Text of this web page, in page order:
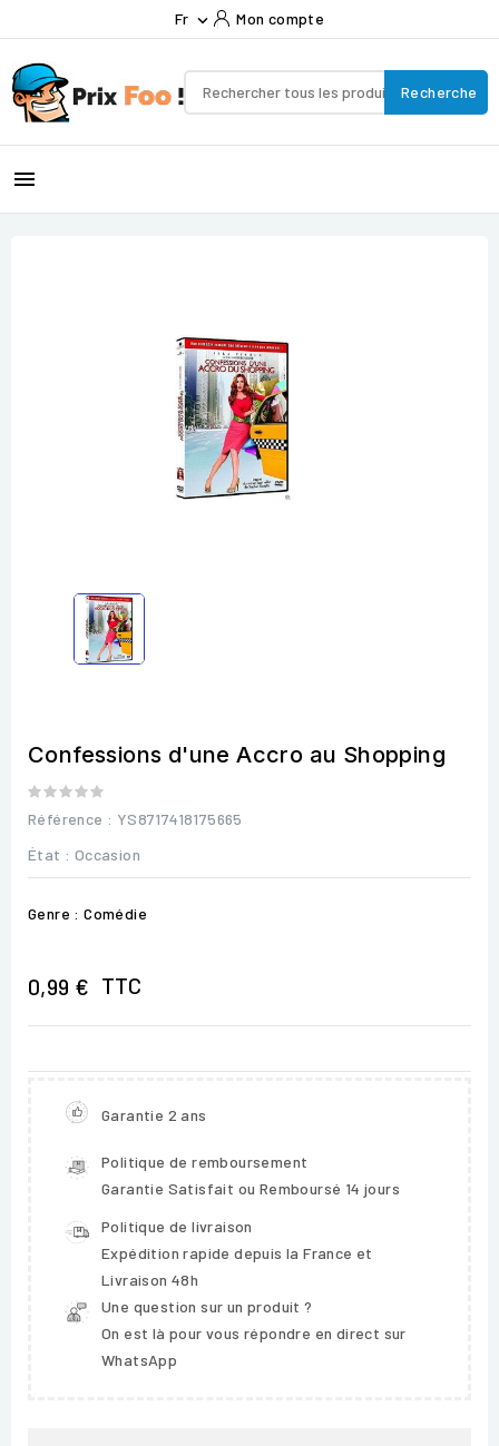
Fr  Mon compte
Recherche

Confessions d'une Accro au Shopping
Référence : YS8717418175665
État : Occasion
Genre : Comédie
0,99 € TTC
Garantie 2 ans
Politique de remboursement
Garantie Satisfait ou Remboursé 14 jours
Politique de livraison
Expédition rapide depuis la France et
Livraison 48h
Une question sur un produit ?
On est là pour vous répondre en direct sur
WhatsApp